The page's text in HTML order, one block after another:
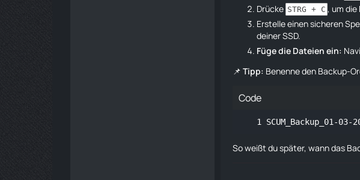
Drücke STRG + C , um die
Erstelle einen sicheren
deiner SSD.
Füge die Dateien ein:
📌Tipp: Benenne den Backup-
Code
SCUM_Backup_01-03-
So weißt du später, wann das